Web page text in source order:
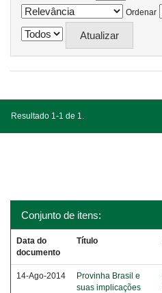
Ordenar
Resultado 1-1 de 1.
Conjunto de itens:
Data do
documento
Título
14-Ago-2014
Provinha Brasil e
suas implicações